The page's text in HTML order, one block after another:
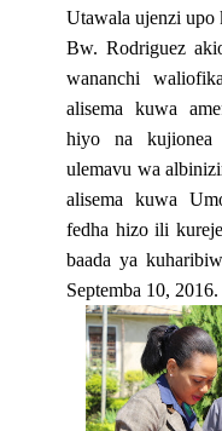
Utawala ujenzi upo
Bw. Rodriguez
wananchi
alisema kuwa
hiyo na
ulemavu wa
alisema kuwa
fedha hizo ili
baada ya
Septemba 10, 2016.